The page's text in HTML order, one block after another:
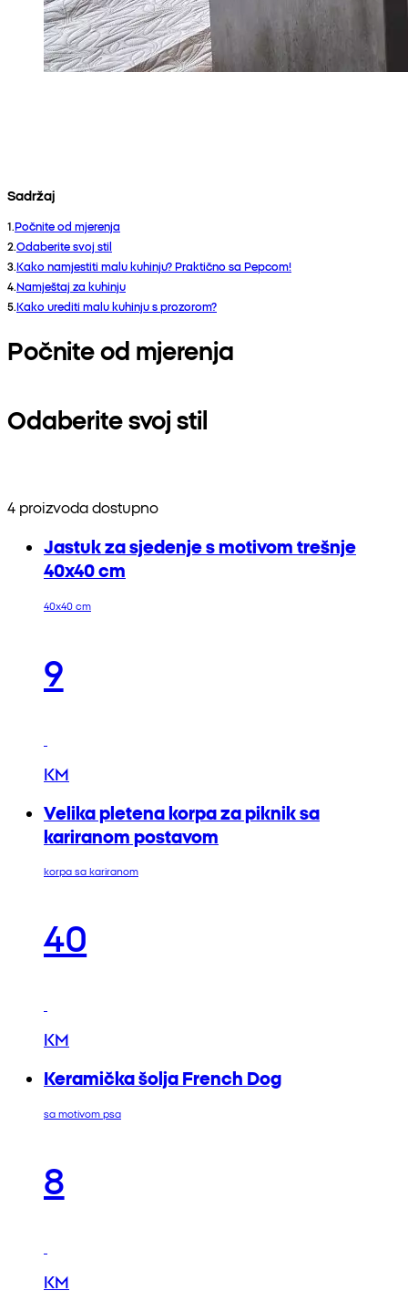
Sadržaj
1.Počnite od mjerenja
2.Odaberite svoj stil
3.Kako namjestiti malu kuhinju? Praktično sa Pepcom!
4.Namještaj za kuhinju
5.Kako urediti malu kuhinju s prozorom?
Počnite od mjerenja
Odaberite svoj stil
4 proizvoda dostupno
Jastuk za sjedenje s motivom trešnje
40x40 cm
40x40 cm
9
KM
Velika pletena korpa za piknik sa
kariranom postavom
korpa sa kariranom
40
KM
Keramička šolja French Dog
sa motivom psa
8
KM